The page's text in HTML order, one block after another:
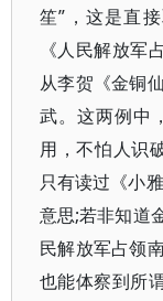
笙”，这是直
《人民解放军
从李贺《金铜
武。这两例中
用，不怕人识
只有读过《小
意思;若非知道
民解放军占领
也能体察到所